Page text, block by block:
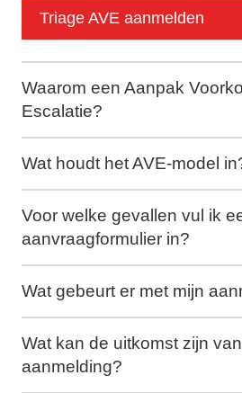
Triage AVE aanmelden
Waarom een Aanpak
Escalatie?
Wat houdt het AVE-model
Voor welke gevallen vul ik
aanvraagformulier in?
Wat gebeurt er met mijn
Wat kan de uitkomst zijn
aanmelding?